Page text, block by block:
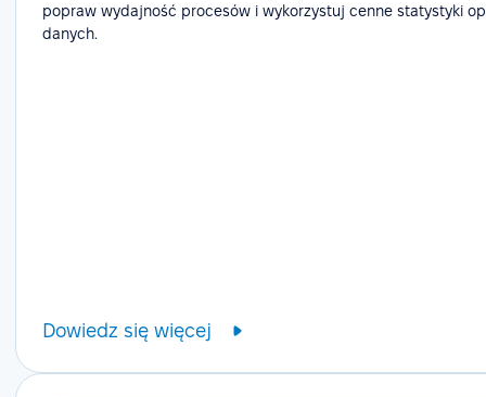
popraw wydajność procesów i wykorzystuj cenne statystyki
danych.
Dowiedz się więcej